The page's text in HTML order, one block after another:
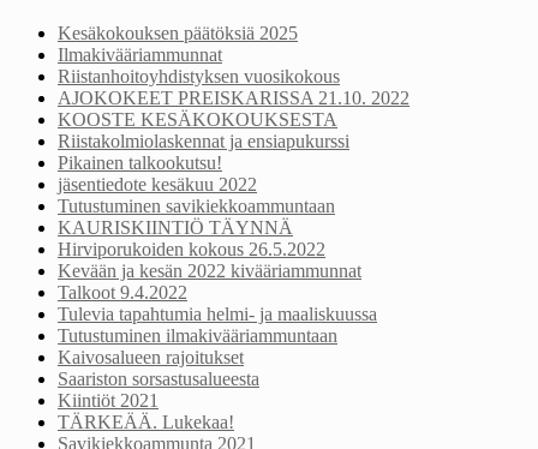
Kesäkokouksen päätöksiä 2025
Ilmakivääriammunnat
Riistanhoitoyhdistyksen vuosikokous
AJOKOKEET PREISKARISSA 21.10. 2022
KOOSTE KESÄKOKOUKSESTA
Riistakolmiolaskennat ja ensiapukurssi
Pikainen talkookutsu!
jäsentiedote kesäkuu 2022
Tutustuminen savikiekkoammuntaan
KAURISKIINTIÖ TÄYNNÄ
Hirviporukoiden kokous 26.5.2022
Kevään ja kesän 2022 kivääriammunnat
Talkoot 9.4.2022
Tulevia tapahtumia helmi- ja maaliskuussa
Tutustuminen ilmakivääriammuntaan
Kaivosalueen rajoitukset
Saariston sorsastusalueesta
Kiintiöt 2021
TÄRKEÄÄ. Lukekaa!
Savikiekkoammunta 2021